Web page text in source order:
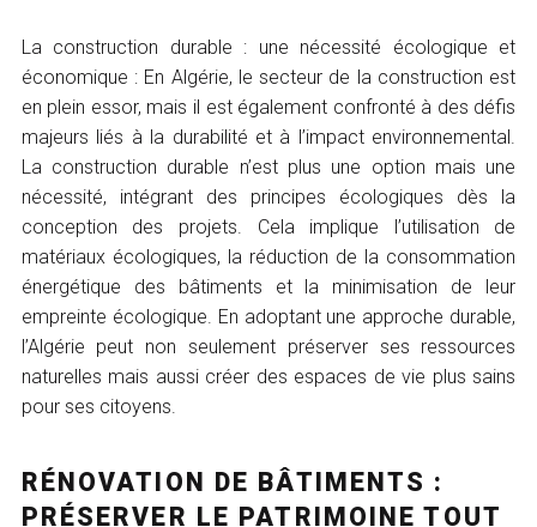
La construction durable : une nécessité écologique et
économique : En Algérie, le secteur de la construction est
en plein essor, mais il est également confronté à des défis
majeurs liés à la durabilité et à l’impact environnemental.
La construction durable n’est plus une option mais une
nécessité, intégrant des principes écologiques dès la
conception des projets. Cela implique l’utilisation de
matériaux écologiques, la réduction de la consommation
énergétique des bâtiments et la minimisation de leur
empreinte écologique. En adoptant une approche durable,
l’Algérie peut non seulement préserver ses ressources
naturelles mais aussi créer des espaces de vie plus sains
pour ses citoyens.
RÉNOVATION DE BÂTIMENTS :
PRÉSERVER LE PATRIMOINE TOUT